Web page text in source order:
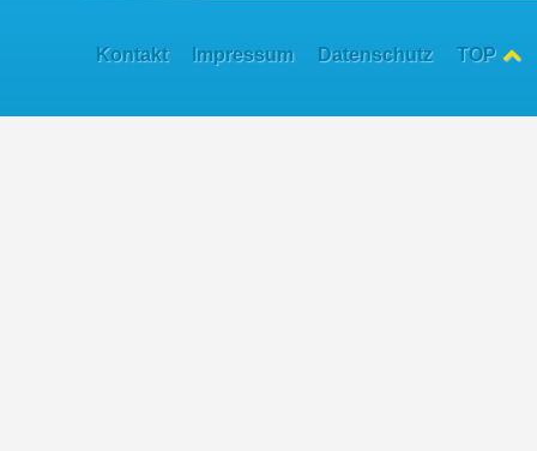
Kontakt Impressum Datenschutz TOP